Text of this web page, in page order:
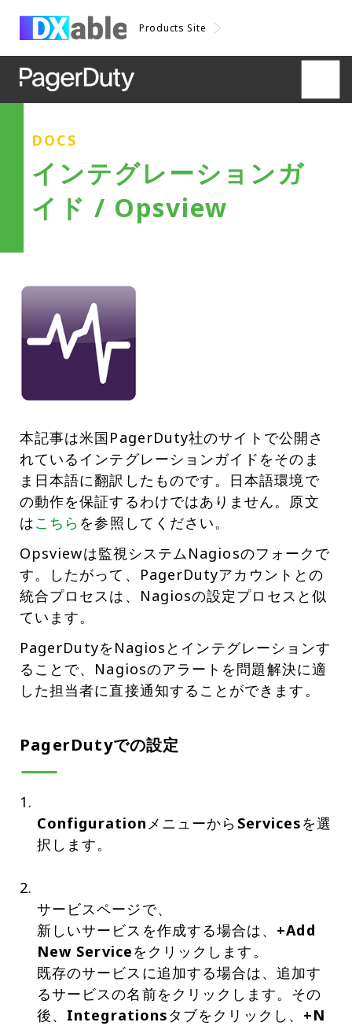
Products Site
DOCS
インテグレーションガ
イド / Opsview
本記事は米国PagerDuty社のサイトで公開さ
れているインテグレーションガイドをそのま
ま日本語に翻訳したものです。日本語環境で
の動作を保証するわけではありません。原文
はこちら を参照してください。
Opsviewは監視システムNagiosのフォークで
す。したがって、PagerDutyアカウントとの
統合プロセスは、Nagiosの設定プロセスと似
ています。
PagerDutyをNagiosとインテグレーションす
ることで、Nagiosのアラートを問題解決に適
した担当者に直接通知することができます。
PagerDutyでの設定
Configurationメニューから Servicesを選
択します。
サービスページで、
新しいサービスを作成する場合は、 +Add
New Serviceをクリックします。
既存のサービスに追加する場合は、追加す
るサービスの名前をクリックします。その
後、 Integrationsタブをクリックし、 +N